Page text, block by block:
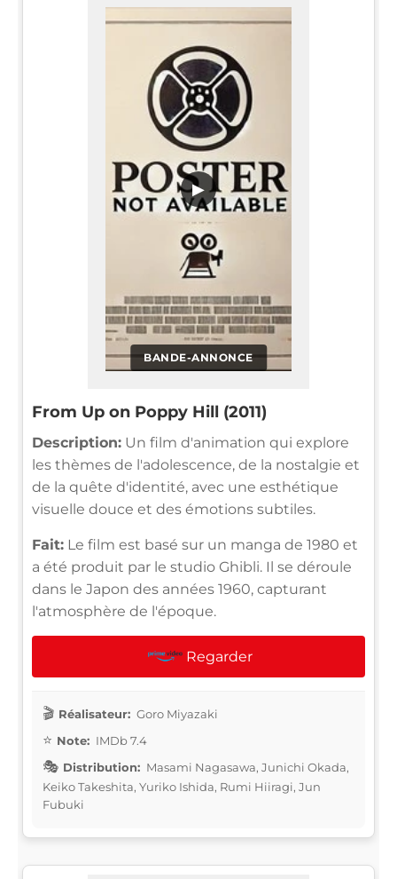
BANDE-ANNONCE
▶
From Up on Poppy Hill (2011)
Description: Un film d'animation qui explore
les thèmes de l'adolescence, de la nostalgie et
de la quête d'identité, avec une esthétique
visuelle douce et des émotions subtiles.
Fait: Le film est basé sur un manga de 1980 et
a été produit par le studio Ghibli. Il se déroule
dans le Japon des années 1960, capturant
l'atmosphère de l'époque.
Regarder
Réalisateur: Goro Miyazaki
Note: IMDb 7.4
Distribution: Masami Nagasawa, Junichi Okada,
Keiko Takeshita, Yuriko Ishida, Rumi Hiiragi, Jun
Fubuki